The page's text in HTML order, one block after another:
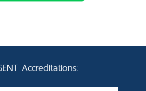
Accreditations: